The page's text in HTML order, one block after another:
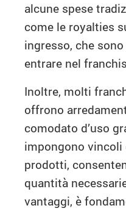
alcune spese
come le royalties
ingresso, che
entrare nel
Inoltre, molti
offrono
comodato d’uso
impongono
prodotti,
quantità
vantaggi, è